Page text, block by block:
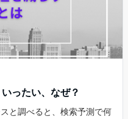
ったい、なぜ？
と調べると、検索予測で何